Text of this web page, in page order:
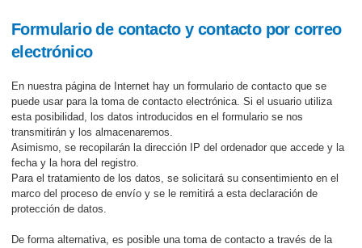
Formulario de contacto y contacto por correo
electrónico
En nuestra página de Internet hay un formulario de contacto que se
puede usar para la toma de contacto electrónica. Si el usuario utiliza
esta posibilidad, los datos introducidos en el formulario se nos
transmitirán y los almacenaremos.
Asimismo, se recopilarán la dirección IP del ordenador que accede y la
fecha y la hora del registro.
Para el tratamiento de los datos, se solicitará su consentimiento en el
marco del proceso de envío y se le remitirá a esta declaración de
protección de datos.
De forma alternativa, es posible una toma de contacto a través de la